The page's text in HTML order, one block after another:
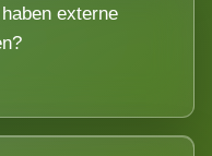
externe